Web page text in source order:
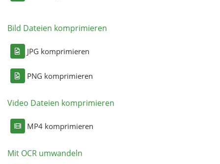
Bild Dateien komprimieren
JPG komprimieren
PNG komprimieren
Video Dateien komprimieren
MP4 komprimieren
Mit OCR umwandeln